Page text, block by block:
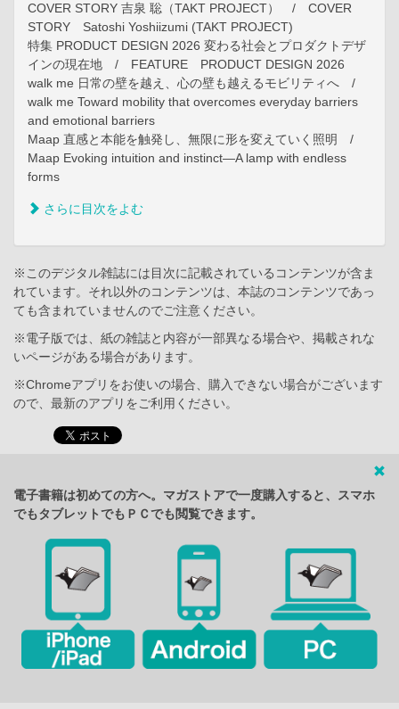
COVER STORY 吉泉 聡（TAKT PROJECT） / COVER
STORY Satoshi Yoshiizumi (TAKT PROJECT)
特集 PRODUCT DESIGN 2026 変わる社会とプロダクトデザ
インの現在地 / FEATURE PRODUCT DESIGN 2026
walk me 日常の壁を越え、心の壁も越えるモビリティへ /
walk me Toward mobility that overcomes everyday barriers
and emotional barriers
Maap 直感と本能を触発し、無限に形を変えていく照明 /
Maap Evoking intuition and instinct—A lamp with endless
forms
さらに目次をよむ
※このデジタル雑誌には目次に記載されているコンテンツが含ま
れています。それ以外のコンテンツは、本誌のコンテンツであっ
ても含まれていませんのでご注意ください。
※電子版では、紙の雑誌と内容が一部異なる場合や、掲載されな
いページがある場合があります。
※Chromeアプリをお使いの場合、購入できない場合がございます
ので、最新のアプリをご利用ください。
電子書籍は初めての方へ。マガストアで一度購入すると、スマホ
でもタブレットでもＰＣでも閲覧できます。